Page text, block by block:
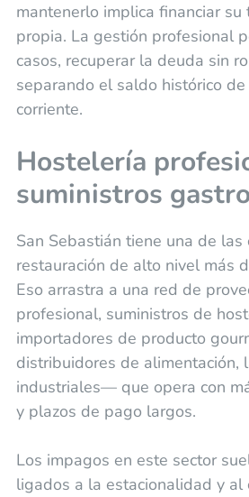
mantenerlo implica financiar su
propia. La gestión profesional
casos, recuperar la deuda sin
separando el saldo histórico
corriente.
Hostelería
suministros
San Sebastián tiene una de las
restauración de alto nivel más
Eso arrastra a una red de
profesional, suministros de
importadores de producto
distribuidores de alimentación,
industriales— que opera con
y plazos de pago largos.
Los impagos en este sector
ligados a la estacionalidad y al